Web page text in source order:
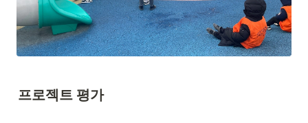
프로젝트 평가